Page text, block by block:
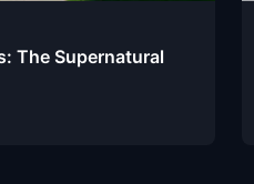
The Supernatural